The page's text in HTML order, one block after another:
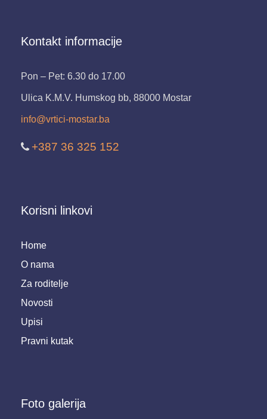
Kontakt informacije
Pon – Pet: 6.30 do 17.00
Ulica K.M.V. Humskog bb, 88000 Mostar
info@vrtici-mostar.ba
+387 36 325 152
Korisni linkovi
Home
O nama
Za roditelje
Novosti
Upisi
Pravni kutak
Foto galerija